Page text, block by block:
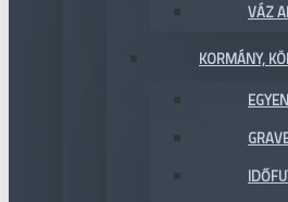
VÁZ
KORMÁNY,